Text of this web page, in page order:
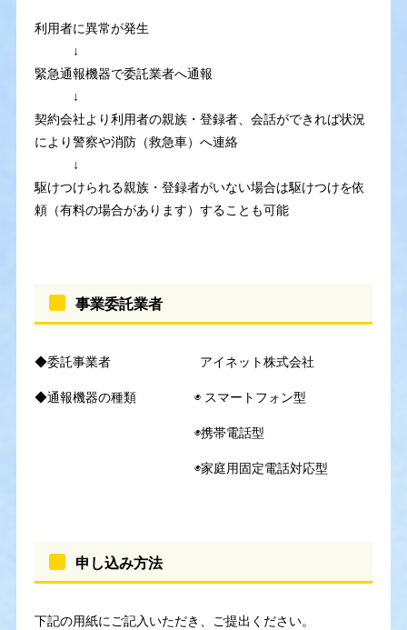
利用者に異常が発生
↓
緊急通報機器で委託業者へ通報
↓
契約会社より利用者の親族・登録者、会話ができれば状況
により警察や消防（救急車）へ連絡
↓
駆けつけられる親族・登録者がいない場合は駆けつけを依
頼（有料の場合があります）することも可能
事業委託業者
◆委託事業者 アイネット株式会社
◆通報機器の種類 ◉ スマートフォン型
◉携帯電話型
◉家庭用固定電話対応型
申し込み方法
下記の用紙にご記入いただき、ご提出ください。